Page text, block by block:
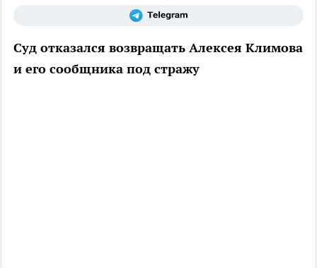
Суд отказался возвращать Алексея Климова
и его сообщника под стражу